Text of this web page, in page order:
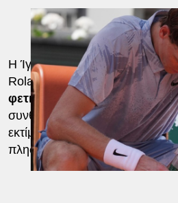
Η Ίγκα Σφιόντεκ, κάτοχος
Roland Garros και ένα από τα
φετινής διοργάνωσης,
συνθήκες διαφέρουν αισθητά
εκτίμησε ότι θα αλλάξουν ξανά
πλησιάζει προς την τελική